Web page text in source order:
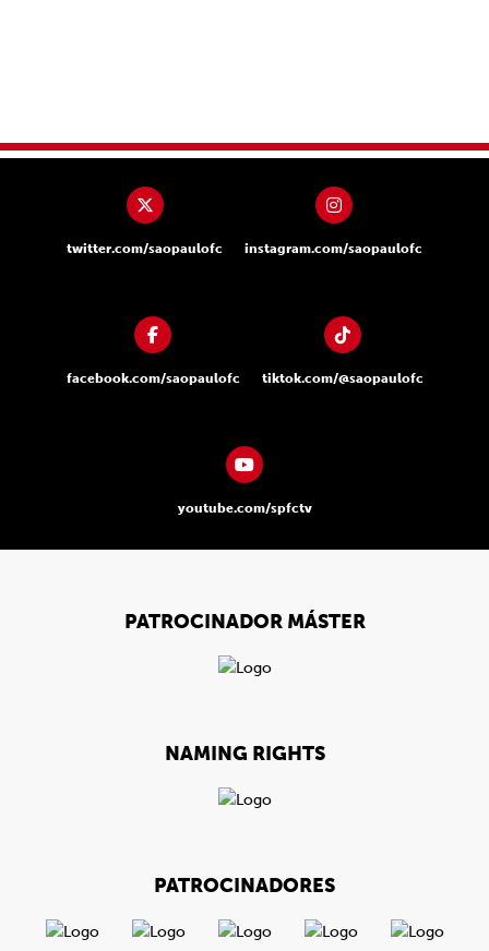
twitter.com/saopaulofc instagram.com/saopaulofc
facebook.com/saopaulofc tiktok.com/@saopaulofc
youtube.com/spfctv
PATROCINADOR MÁSTER
NAMING RIGHTS
PATROCINADORES